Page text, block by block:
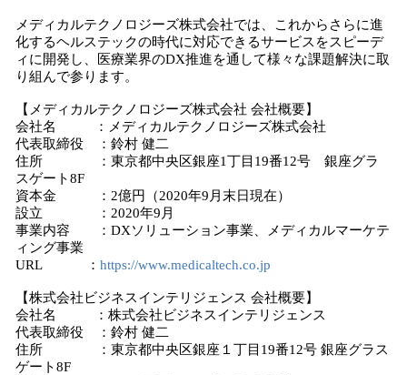
メディカルテクノロジーズ株式会社では、これからさらに進
化するヘルステックの時代に対応できるサービスをスピーデ
ィに開発し、医療業界のDX推進を通して様々な課題解決に取
り組んで参ります。
【メディカルテクノロジーズ株式会社 会社概要】
会社名 ：メディカルテクノロジーズ株式会社
代表取締役 ：鈴村 健二
住所 ：東京都中央区銀座1丁目19番12号 銀座グラ
スゲート8F
資本金 ：2億円（2020年9月末日現在）
設立 ：2020年9月
事業内容 ：DXソリューション事業、メディカルマーケテ
ィング事業
URL ： https://www.medicaltech.co.jp
【株式会社ビジネスインテリジェンス 会社概要】
会社名 ：株式会社ビジネスインテリジェンス
代表取締役 ：鈴村 健二
住所 ：東京都中央区銀座１丁目19番12号 銀座グラス
ゲート8F